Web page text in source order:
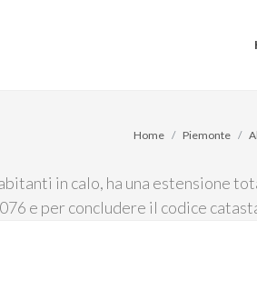
in calo, ha una estensione
e per concludere il codice
Home Piemonte